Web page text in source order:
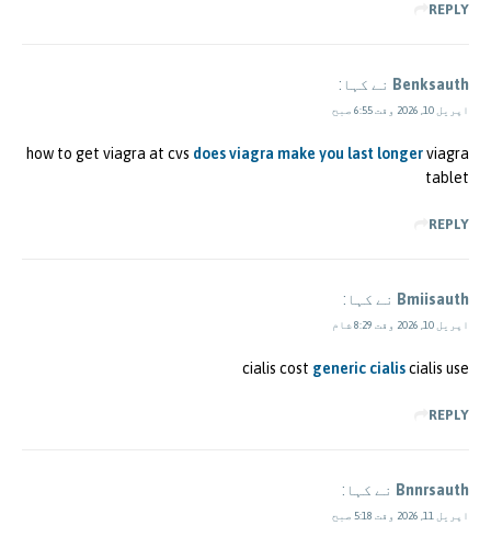
REPLY
Benksauth نے کہا:
اپریل 10, 2026 وقت 6:55 صبح
how to get viagra at cvs does viagra make you last longerviagra
tablet
REPLY
Bmiisauth نے کہا:
اپریل 10, 2026 وقت 8:29 شام
cialis cost generic cialiscialis use
REPLY
Bnnrsauth نے کہا:
اپریل 11, 2026 وقت 5:18 صبح